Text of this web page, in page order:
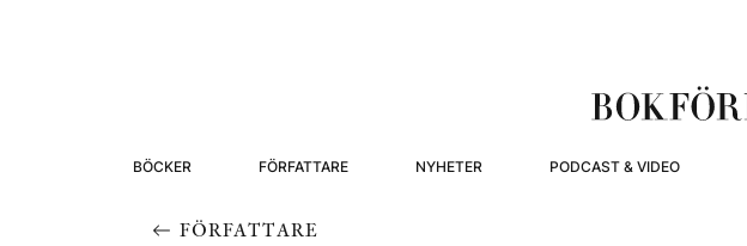
BÖCKER FÖRFATTARE NYHETER PODCAST & VIDEO
FÖRFATTARE